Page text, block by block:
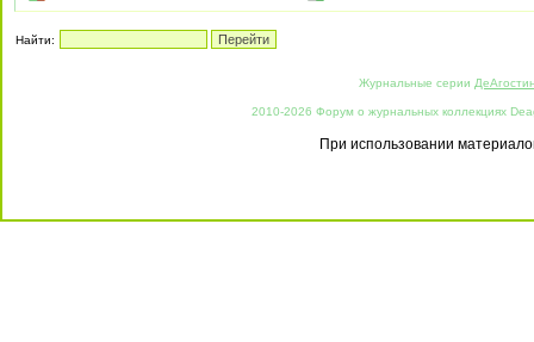
Найти:
Журнальные серии
2010-2026 Форум о журнальных коллекциях
При использовании